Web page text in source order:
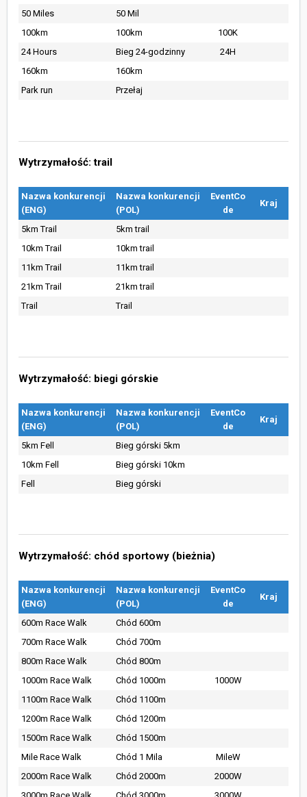
50 Miles
50 Mil
100km
100km
100K
24 Hours
Bieg 24-godzinny
24H
160km
160km
Park run
Przełaj
Wytrzymałość: trail
Nazwa konkurencji
(ENG)
Nazwa konkurencji
(POL)
EventCo
de
Kraj
5km Trail
5km trail
10km Trail
10km trail
11km Trail
11km trail
21km Trail
21km trail
Trail
Trail
Wytrzymałość: biegi górskie
Nazwa konkurencji
(ENG)
Nazwa konkurencji
(POL)
EventCo
de
Kraj
5km Fell
Bieg górski 5km
10km Fell
Bieg górski 10km
Fell
Bieg górski
Wytrzymałość: chód sportowy (bieżnia)
Nazwa konkurencji
(ENG)
Nazwa konkurencji
(POL)
EventCo
de
Kraj
600m Race Walk
Chód 600m
700m Race Walk
Chód 700m
800m Race Walk
Chód 800m
1000m Race Walk
Chód 1000m
1000W
1100m Race Walk
Chód 1100m
1200m Race Walk
Chód 1200m
1500m Race Walk
Chód 1500m
Mile Race Walk
Chód 1 Mila
MileW
2000m Race Walk
Chód 2000m
2000W